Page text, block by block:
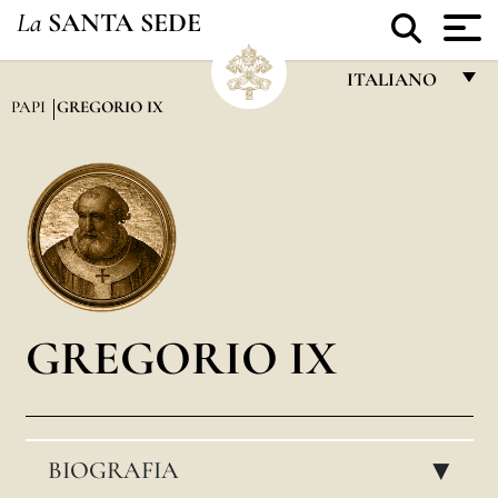
La SANTA SEDE
ITALIANO
PAPI GREGORIO IX
GREGORIO IX
BIOGRAFIA ▸